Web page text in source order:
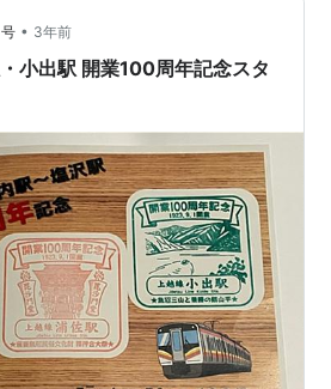
、アーケードが設置されている所
学習センタ…
• 3年前
小出駅 開業100周年記念スタ